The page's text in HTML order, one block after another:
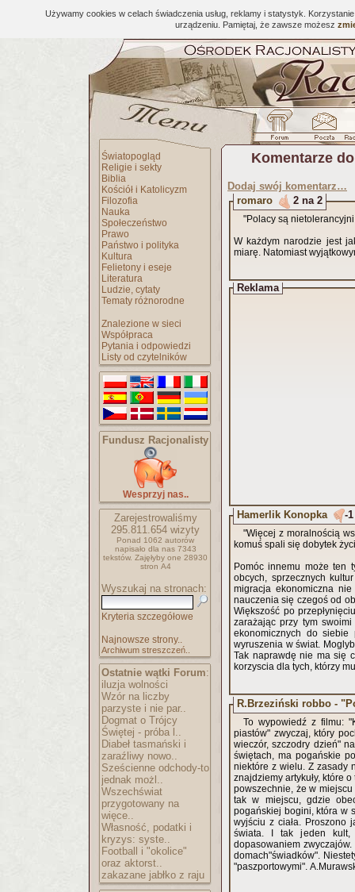
Używamy cookies w celach świadczenia usług, reklamy i statystyk.
urządzeniu. Pamiętaj, że zawsze możesz
Światopogląd
Religie i sekty
Biblia
Kościół i Katolicyzm
Filozofia
Nauka
Społeczeństwo
Prawo
Państwo i polityka
Kultura
Felietony i eseje
Literatura
Ludzie, cytaty
Tematy różnorodne
Znalezione w sieci
Współpraca
Pytania i odpowiedzi
Listy od czytelników
Fundusz Racjonalisty
Wesprzyj nas..
Zarejestrowaliśmy
295.811.654 wizyty
Ponad 1062 autorów
napisało dla nas 7343
tekstów. Zajęłyby one 28930
stron A4
Wyszukaj na stronach:
Kryteria szczegółowe
Najnowsze strony..
Archiwum streszczeń..
Ostatnie wątki Forum:
iluzja wolności
Wzór na liczby
parzyste i nie par..
Dogmat o Trójcy
Świętej - próba l..
Diabeł tasmański i
zaraźliwy nowo..
Sześcienne odchody-to
jednak możl..
Wszechświat
przygotowany na
więce..
Własność, podatki i
kryzys: syste..
Football i "okolice"
oraz aktorst..
zakazane jabłko z raju
Komentarze
Dodaj swój komentarz…
romaro
2 na 2
"Polacy są
W każdym narodzie jest jakiś odsetek takich ludzi. Nie jesteśmy tu wyjątkowi ponad
Reklama
Hamerlik Konopka -
"Więcej z moralnością
komuś spali się dobytek
Pomóc innemu może ten
obcych, sprzecznych
migracja ekonomiczna
nauczenia się czegoś od
Większość po
zarażając przy tym
ekonomicznych do
wyruszenia w świat.
Tak naprawdę nie ma się
korzyscia dla tych, którzy
R.Brzeziński robbo -
To wypowiedź z filmu:
piastów" zwyczaj, który
wieczór, szczodry dzień"
świętach, ma pogańskie
niektóre z wielu. Z zasady
znajdziemy artykuły, które
powszechnie, że w miejscu
tak w miejscu, gdzie
pogańskiej bogini, która w
wyjściu z ciała. Proszono
świata. I tak jeden kult,
dopasowaniem
domach"świadków".
"paszportowymi".